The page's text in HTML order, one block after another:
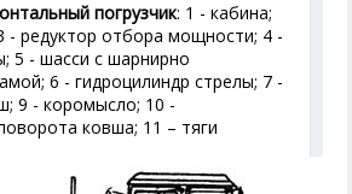
погрузчик: 1 - кабина;
- редуктор отбора мощности; 4 -
5 - шасси с шарнирно
6 - гидроцилиндр стрелы; 7 -
9 - коромысло; 10 -
ковша; 11 – тяги